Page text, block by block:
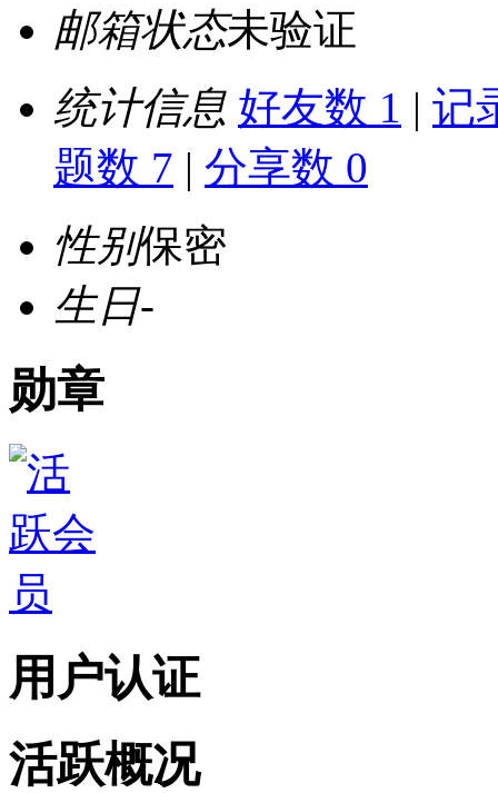
邮箱状态未验证
统计信息 好友数 1 | 记
题数 7 | 分享数 0
性别保密
生日-
勋章
用户认证
活跃概况